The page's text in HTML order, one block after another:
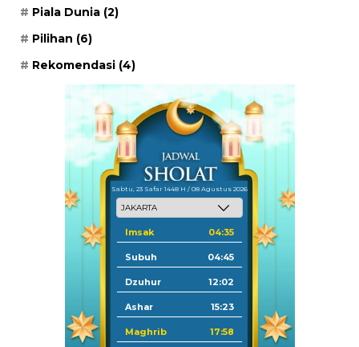
Piala Dunia (2)
Pilihan (6)
Rekomendasi (4)
Sabtu, 23 Safar 1448 H / 08 Agustus 2026
Imsak 04:35
Subuh 04:45
Dzuhur 12:02
Ashar 15:23
Maghrib 17:58